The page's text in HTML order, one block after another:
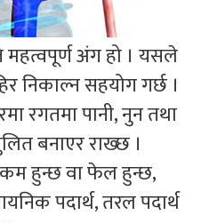
महत्वपूर्ण अंग हो । यसले
निकाल्न सहयोग गर्छ ।
रगतमा पानी, नुन तथा
बनाएर राख्छ ।
कम हुन्छ वा फेल हुन्छ,
पदार्थ, तरल पदार्थ